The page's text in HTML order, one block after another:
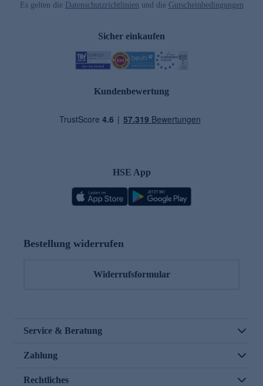
Es gelten die Datenschutzrichtlinien und die Gutscheinbedingungen
Sicher einkaufen
Kundenbewertung
HSE App
Bestellung widerrufen
Widerrufsformular
Service & Beratung
Zahlung
Rechtliches